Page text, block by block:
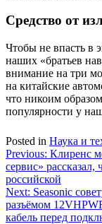
Средство от
Чтобы не впасть в
наших «братьев
внимание на три
на китайские
что никоим
популярности у
Posted in Наука и
Навигация
по
записям
Previous: Клиренс
сервис» рассказал,
российской
Next: Seasonic
разъёмом
кабель перед